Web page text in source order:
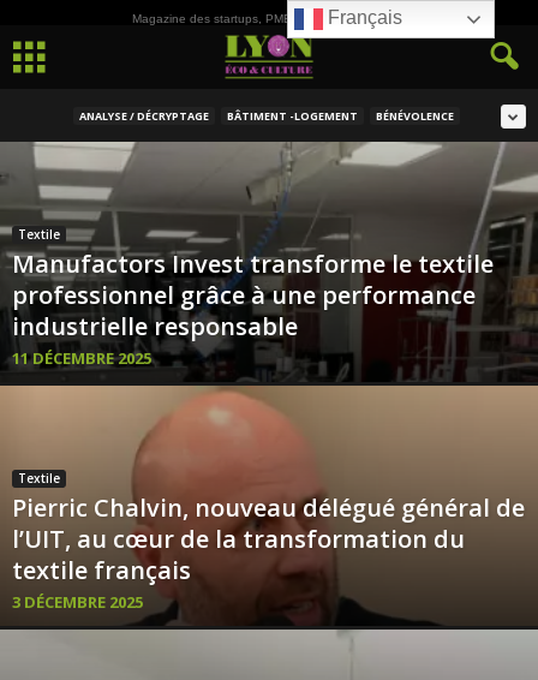
Magazine des startups, PME, ETI et de la Culture
ANALYSE / DÉCRYPTAGE BÂTIMENT -LOGEMENT BÉNÉVOLENCE
Textile
Manufactors Invest transforme le textile
professionnel grâce à une performance
industrielle responsable
11 DÉCEMBRE 2025
Textile
Pierric Chalvin, nouveau délégué général de
l’UIT, au cœur de la transformation du
textile français
3 DÉCEMBRE 2025
Français